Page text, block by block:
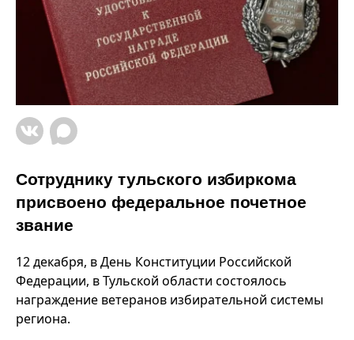
Сотруднику тульского избиркома
присвоено федеральное почетное
звание
12 декабря, в День Конституции Российской
Федерации, в Тульской области состоялось
награждение ветеранов избирательной системы
региона.